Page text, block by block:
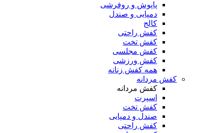
پاپوش و روفرشی
دمپایی و صندل
کالج
کفش راحتی
کفش تخت
کفش مجلسی
کفش ورزشی
همه کفش زنانه
کفش مردانه
کفش مردانه
اسپرت
کفش تخت
صندل و دمپایی
کفش راحتی